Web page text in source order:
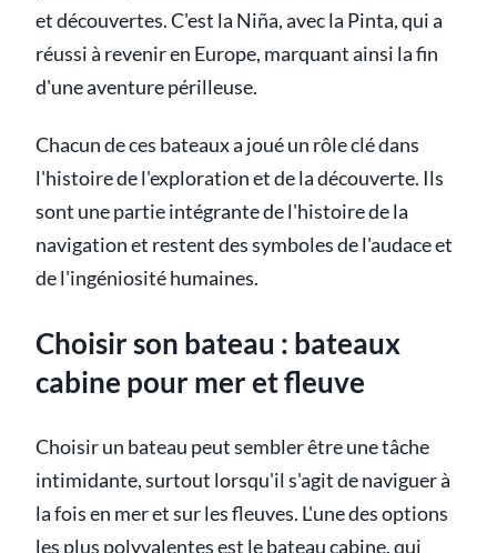
et découvertes. C'est la Niña, avec la Pinta, qui a
réussi à revenir en Europe, marquant ainsi la fin
d'une aventure périlleuse.
Chacun de ces bateaux a joué un rôle clé dans
l'histoire de l'exploration et de la découverte. Ils
sont une partie intégrante de l'histoire de la
navigation et restent des symboles de l'audace et
de l'ingéniosité humaines.
Choisir son bateau : bateaux
cabine pour mer et fleuve
Choisir un bateau peut sembler être une tâche
intimidante, surtout lorsqu'il s'agit de naviguer à
la fois en mer et sur les fleuves. L'une des options
les plus polyvalentes est le bateau cabine, qui